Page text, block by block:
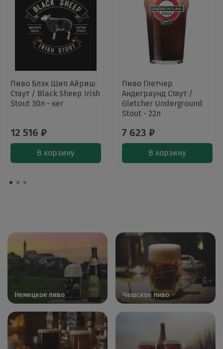
Пиво Блэк Шип Айриш
Стаут / Black Sheep Irish
Stout 30л - кег
12 516 ₽
В корзину
Пиво Глетчер
Андеграунд Стаут /
Gletcher Underground
Stout - 22л
7 623 ₽
В корзину
Немецкое пиво Чешское пиво